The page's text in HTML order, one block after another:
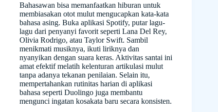
Bahasawan bisa memanfaatkan hiburan untuk
membiasakan otot mulut mengucapkan kata-kata
bahasa asing. Buka aplikasi Spotify, putar lagu-
lagu dari penyanyi favorit seperti Lana Del Rey,
Olivia Rodrigo, atau Taylor Swift. Sambil
menikmati musiknya, ikuti liriknya dan
nyanyikan dengan suara keras. Aktivitas santai ini
amat efektif melatih kelenturan artikulasi mulut
tanpa adanya tekanan penilaian. Selain itu,
mempertahankan rutinitas harian di aplikasi
bahasa seperti Duolingo juga membantu
mengunci ingatan kosakata baru secara konsisten.